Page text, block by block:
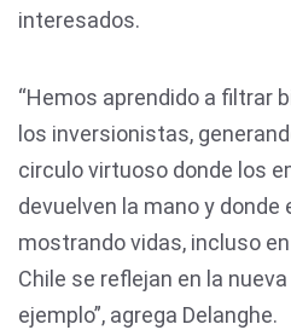
interesados.
“Hemos aprendido a filtrar
los inversionistas,
circulo virtuoso donde los
devuelven la mano y
mostrando vidas, incluso
Chile se reflejan en la
ejemplo”, agrega Delanghe.